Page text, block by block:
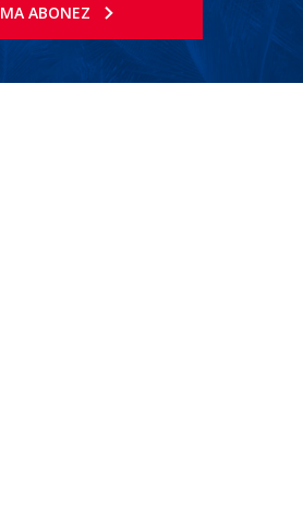
MA ABONEZ